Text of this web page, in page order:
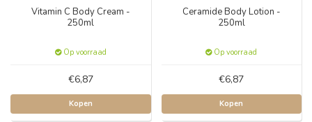
Vitamin C Body Cream -
250ml
Op voorraad
€6,87
Kopen
Ceramide Body Lotion -
250ml
Op voorraad
€6,87
Kopen